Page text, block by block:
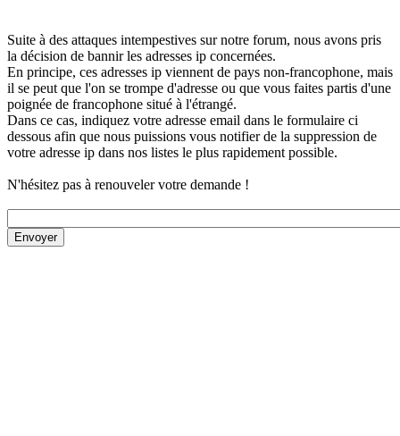
Suite à des attaques intempestives sur notre forum, nous avons pris
la décision de bannir les adresses ip concernées.
En principe, ces adresses ip viennent de pays non-francophone, mais
il se peut que l'on se trompe d'adresse ou que vous faites partis d'une
poignée de francophone situé à l'étrangé.
Dans ce cas, indiquez votre adresse email dans le formulaire ci
dessous afin que nous puissions vous notifier de la suppression de
votre adresse ip dans nos listes le plus rapidement possible.
N'hésitez pas à renouveler votre demande !